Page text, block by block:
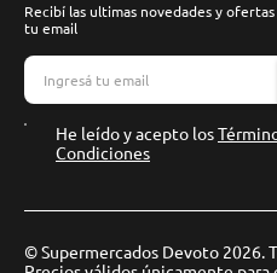
Recibí las ultimas novedades y
tu email
He leído y acepto los
Condiciones
© Supermercados Devoto 2026.